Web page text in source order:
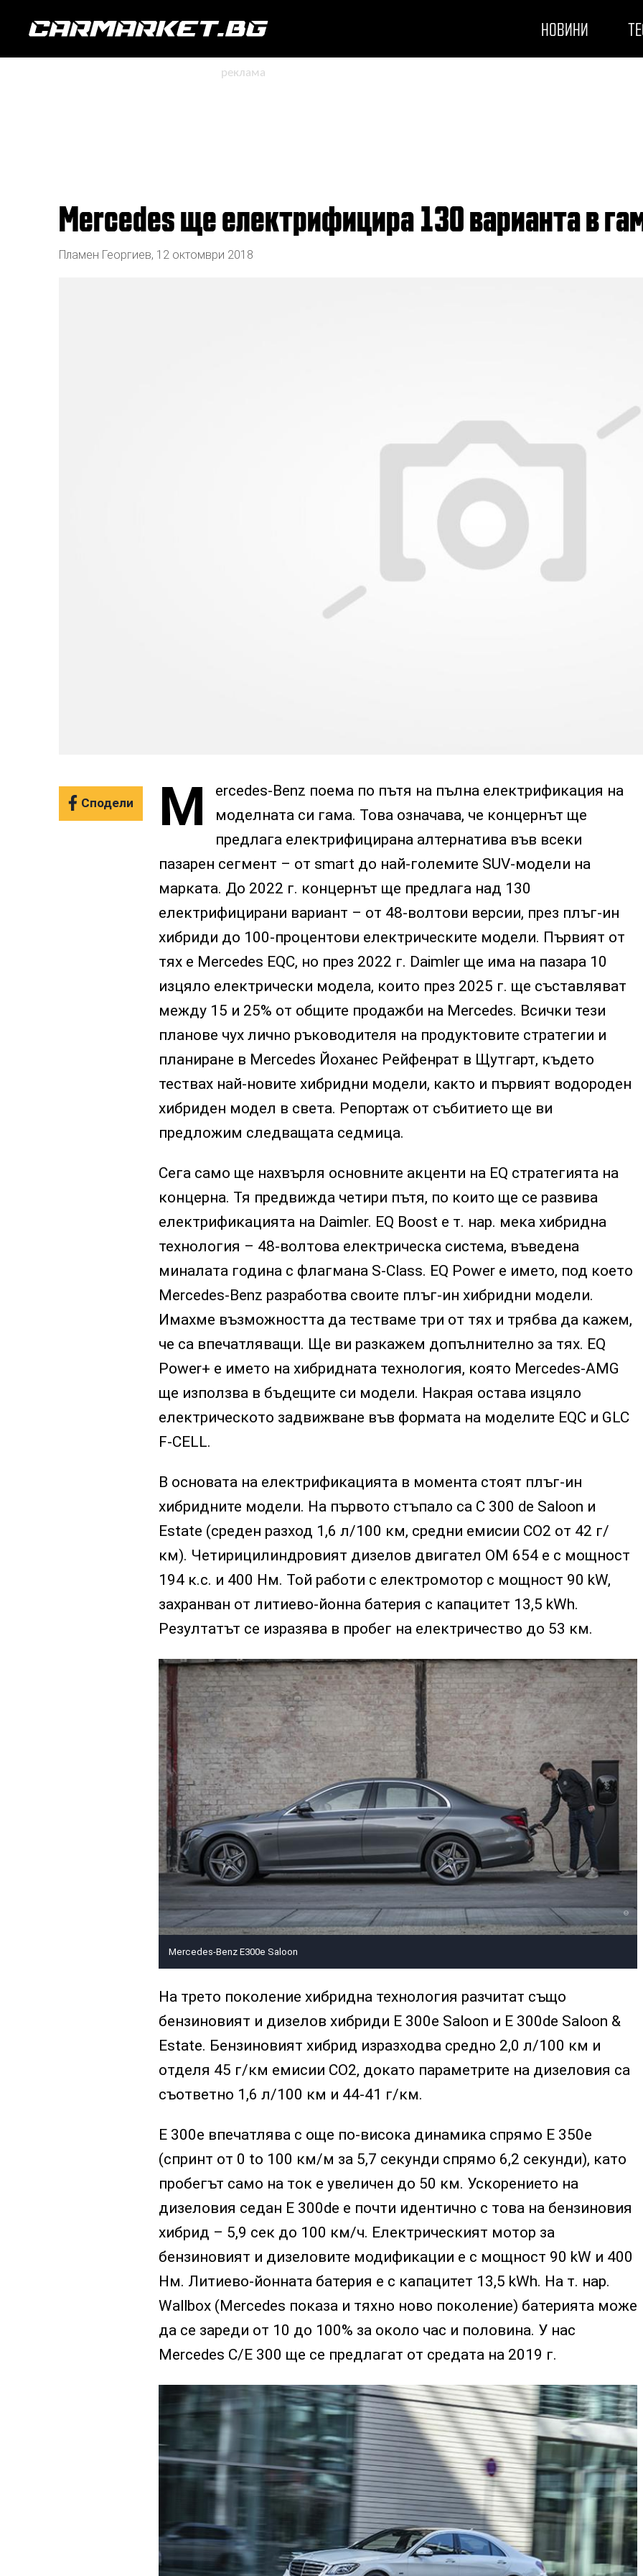
НОВИНИ
Mercedes ще електрифицира 130 варианта в
Пламен Георгиев, 12 октомври 2018
Сподели M
ercedes-Benz поема по пътя на пълна електрификация на
моделната си гама. Това означава, че концернът ще
предлага електрифицирана алтернатива във всеки
пазарен сегмент – от smart до най-големите SUV-модели на
марката. До 2022 г. концернът ще предлага над 130
електрифицирани вариант – от 48-волтови версии, през плъг-ин
хибриди до 100-процентови електрическите модели. Първият от
тях е Mercedes EQC, но през 2022 г. Daimler ще има на пазара 10
изцяло електрически модела, които през 2025 г. ще съставляват
между 15 и 25% от общите продажби на Mercedes. Всички тези
планове чух лично ръководителя на продуктовите стратегии и
планиране в Mercedes Йоханес Рейфенрат в Щутгарт, където
тествах най-новите хибридни модели, както и първият водороден
хибриден модел в света. Репортаж от събитието ще ви
предложим следващата седмица.
Сега само ще нахвърля основните акценти на EQ стратегията на
концерна. Тя предвижда четири пътя, по които ще се развива
електрификацията на Daimler. EQ Boost е т. нар. мека хибридна
технология – 48-волтова електрическа система, въведена
миналата година с флагмана S-Class. EQ Power е името, под което
Mercedes-Benz разработва своите плъг-ин хибридни модели.
Имахме възможността да тестваме три от тях и трябва да кажем,
че са впечатляващи. Ще ви разкажем допълнително за тях. EQ
Power+ е името на хибридната технология, която Mercedes‑AMG
ще използва в бъдещите си модели. Накрая остава изцяло
електрическото задвижване във формата на моделите EQC и GLC
F-CELL.
В основата на електрификацията в момента стоят плъг-ин
хибридните модели. На първото стъпало са C 300 de Saloon и
Estate (среден разход 1,6 л/100 км, средни емисии СО2 от 42 г/
км). Четирицилиндровият дизелов двигател OM 654 е с мощност
194 к.с. и 400 Нм. Той работи с електромотор с мощност 90 kW,
захранван от литиево-йонна батерия с капацитет 13,5 kWh.
Резултатът се изразява в пробег на електричество до 53 км.
Mercedes-Benz E300e Saloon
На трето поколение хибридна технология разчитат също
бензиновият и дизелов хибриди E 300e Saloon и E 300de Saloon &
Estate. Бензиновият хибрид изразходва средно 2,0 л/100 км и
отделя 45 г/км емисии СО2, докато параметрите на дизеловия са
съответно 1,6 л/100 км и 44-41 г/км.
E 300е впечатлява с още по-висока динамика спрямо E 350e
(спринт от 0 to 100 км/м за 5,7 секунди спрямо 6,2 секунди), като
пробегът само на ток е увеличен до 50 км. Ускорението на
дизеловия седан E 300de е почти идентично с това на бензиновия
хибрид – 5,9 сек до 100 км/ч. Електрическият мотор за
бензиновият и дизеловите модификации е с мощност 90 kW и 400
Нм. Литиево-йонната батерия е с капацитет 13,5 kWh. На т. нар.
Wallbox (Mercedes показа и тяхно ново поколение) батерията може
да се зареди от 10 до 100% за около час и половина. У нас
Mercedes C/Е 300 ще се предлагат от средата на 2019 г.